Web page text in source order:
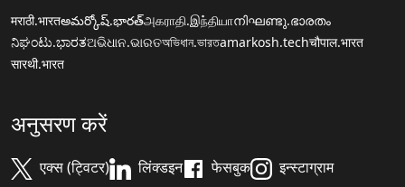
मराठी.भारतఅమర్కోష్.భారత్அகராதி.இந்தியாനിഘണ്ടു.ഭാരതം
ನಿಘಂಟು.ಭಾರತଅଭିଧାନ.ଭାରତঅভিধান.ভারতamarkosh.techचौपाल.भारत
सारथी.भारत
अनुसरण करें
एक्स (ट्विटर) लिंक्डइन फेसबुक इन्स्टाग्राम